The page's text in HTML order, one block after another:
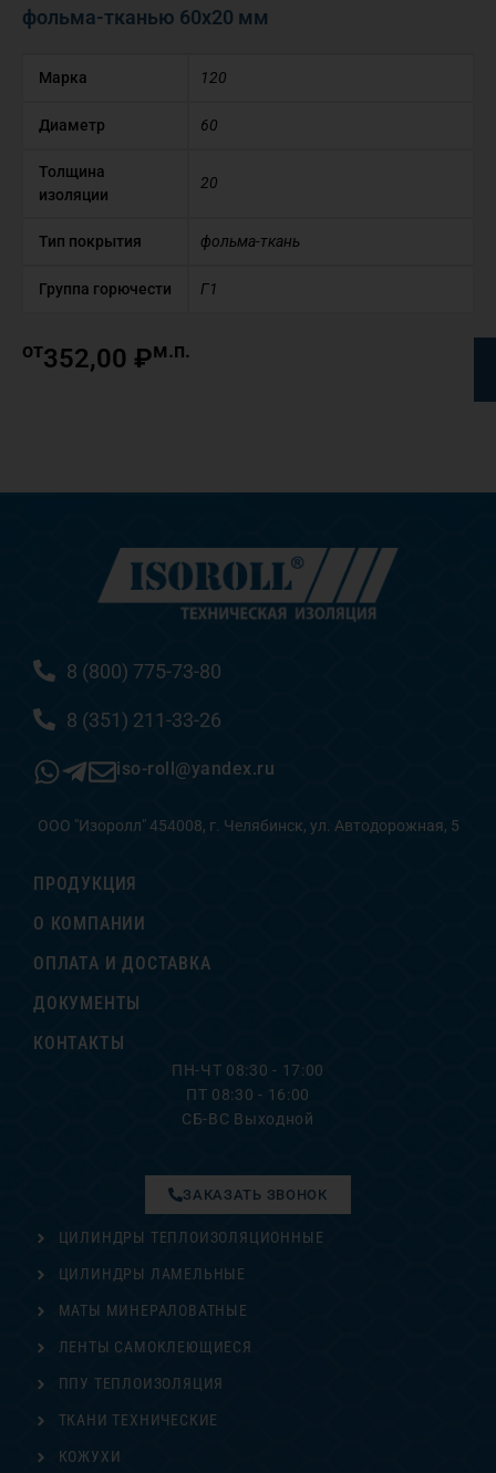
фольма-тканью 60х20 мм
Марка 120
Диаметр 60
Толщина
изоляции
20
Тип покрытия фольма-ткань
Группа горючести Г1
от352,00 ₽м.п.
8 (800) 775-73-80
8 (351) 211-33-26
iso-roll@yandex.ru
ООО "Изоролл" 454008, г. Челябинск, ул. Автодорожная, 5
ПРОДУКЦИЯ
О КОМПАНИИ
ОПЛАТА И ДОСТАВКА
ДОКУМЕНТЫ
КОНТАКТЫ
ПН-ЧТ 08:30 - 17:00
ПТ 08:30 - 16:00
СБ-ВС Выходной
ЦИЛИНДРЫ ТЕПЛОИЗОЛЯЦИОННЫЕ
ЦИЛИНДРЫ ЛАМЕЛЬНЫЕ
МАТЫ МИНЕРАЛОВАТНЫЕ
ЛЕНТЫ САМОКЛЕЮЩИЕСЯ
ППУ ТЕПЛОИЗОЛЯЦИЯ
ТКАНИ ТЕХНИЧЕСКИЕ
ЗАКАЗАТЬ ЗВОНОК
КОЖУХИ